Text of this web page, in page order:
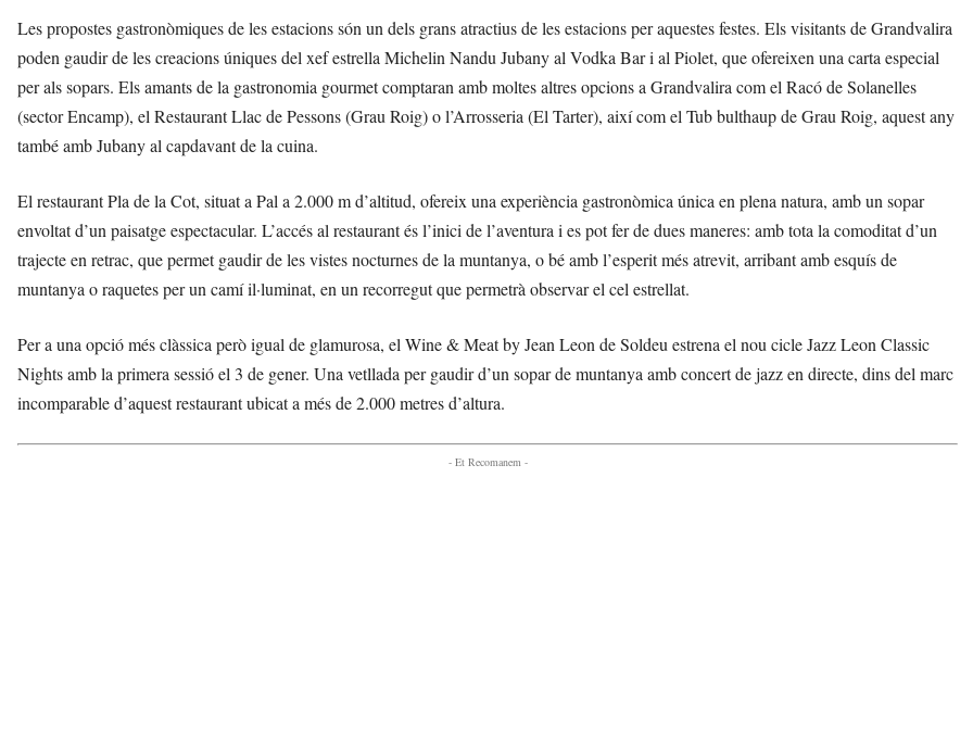
Les propostes gastronòmiques de les estacions són un dels grans atractius de les estacions per aquestes festes. Els visitants de Grandvalira
poden gaudir de les creacions úniques del xef estrella Michelin Nandu Jubany al Vodka Bar i al Piolet, que ofereixen una carta especial
per als sopars. Els amants de la gastronomia gourmet comptaran amb moltes altres opcions a Grandvalira com el Racó de Solanelles
(sector Encamp), el Restaurant Llac de Pessons (Grau Roig) o l’Arrosseria (El Tarter), així com el Tub bulthaup de Grau Roig, aquest any
també amb Jubany al capdavant de la cuina.
El restaurant Pla de la Cot, situat a Pal a 2.000 m d’altitud, ofereix una experiència gastronòmica única en plena natura, amb un sopar
envoltat d’un paisatge espectacular. L’accés al restaurant és l’inici de l’aventura i es pot fer de dues maneres: amb tota la comoditat d’un
trajecte en retrac, que permet gaudir de les vistes nocturnes de la muntanya, o bé amb l’esperit més atrevit, arribant amb esquís de
muntanya o raquetes per un camí il·luminat, en un recorregut que permetrà observar el cel estrellat.
Per a una opció més clàssica però igual de glamurosa, el Wine & Meat by Jean Leon de Soldeu estrena el nou cicle Jazz Leon Classic
Nights amb la primera sessió el 3 de gener. Una vetllada per gaudir d’un sopar de muntanya amb concert de jazz en directe, dins del marc
incomparable d’aquest restaurant ubicat a més de 2.000 metres d’altura.
- Et Recomanem -